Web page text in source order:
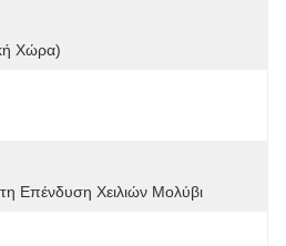
Χώρα)
Επένδυση Χειλιών Μολύβι